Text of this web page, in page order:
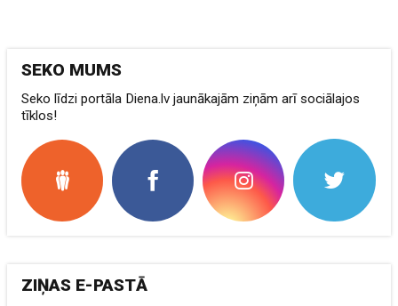
SEKO MUMS
Seko līdzi portāla Diena.lv jaunākajām ziņām arī sociālajos
tīklos!
ZIŅAS E-PASTĀ